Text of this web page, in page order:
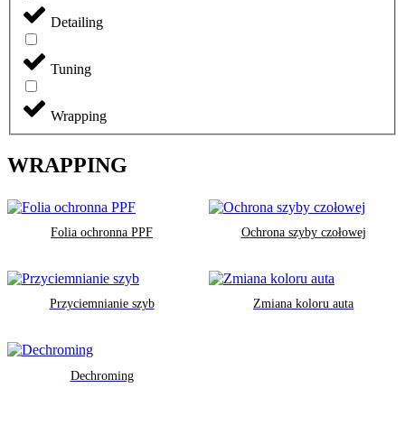
Detailing
Tuning
Wrapping
WRAPPING
Folia ochronna PPF Ochrona szyby czołowej
Przyciemnianie szyb Zmiana koloru auta
Dechroming